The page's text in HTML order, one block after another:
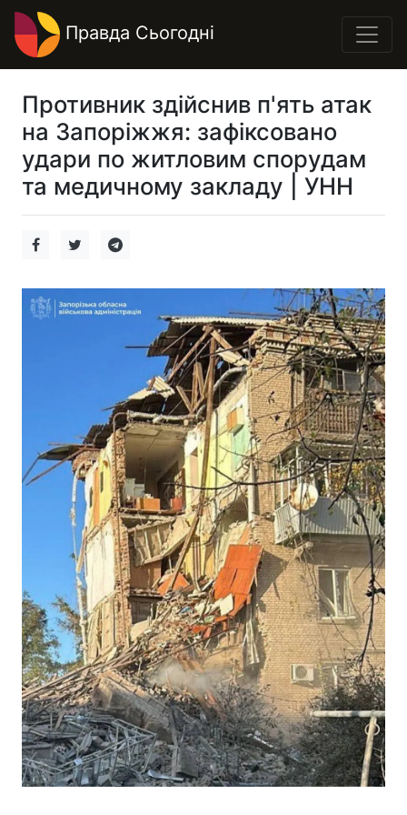
Правда Сьогодні
Противник здійснив п'ять атак
на Запоріжжя: зафіксовано
удари по житловим спорудам
та медичному закладу | УНН